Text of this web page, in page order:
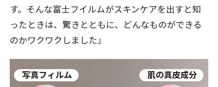
す。そんな富士フイルムがスキンケアを出すと知
ったときは、驚きとともに、どんなものができる
のかワクワクしました」